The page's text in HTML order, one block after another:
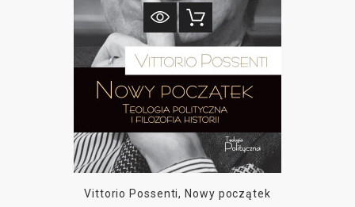
Vittorio Possenti, Nowy początek